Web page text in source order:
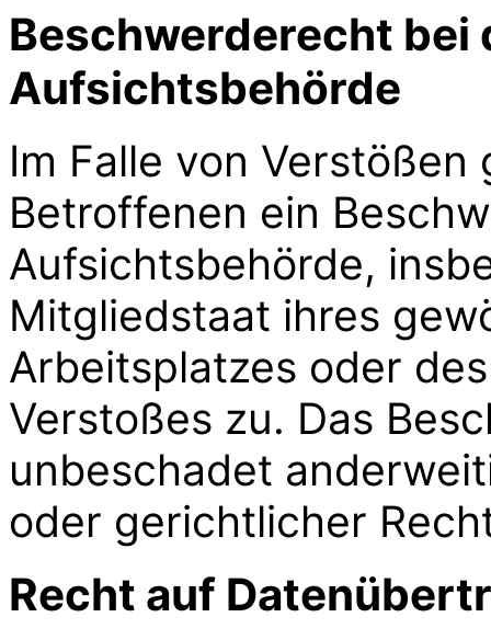
Beschwerde­recht bei
Aufsichts­behörde
Im Falle von Verstößen
Betroffenen ein
Aufsichtsbehörde,
Mitgliedstaat ihres
Arbeitsplatzes oder
Verstoßes zu. Das
unbeschadet
oder gerichtlicher
Recht auf